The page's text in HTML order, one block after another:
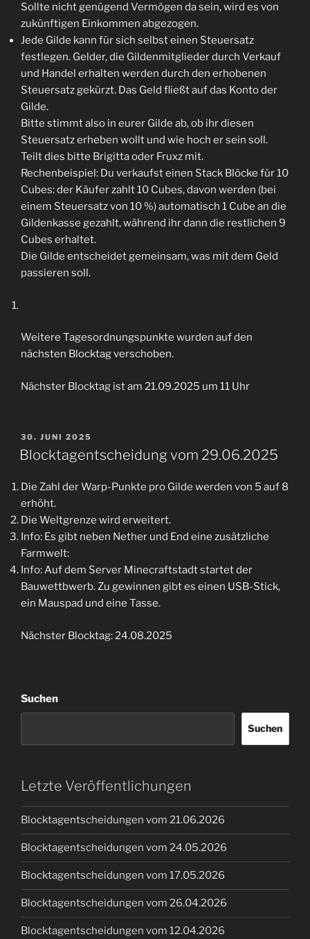
Sollte nicht genügend Vermögen da sein, wird es von
zukünftigen Einkommen abgezogen.
Jede Gilde kann für sich selbst einen Steuersatz
festlegen. Gelder, die Gildenmitglieder durch Verkauf
und Handel erhalten werden durch den erhobenen
Steuersatz gekürzt. Das Geld fließt auf das Konto der
Gilde.
Bitte stimmt also in eurer Gilde ab, ob ihr diesen
Steuersatz erheben wollt und wie hoch er sein soll.
Teilt dies bitte Brigitta oder Fruxz mit.
Rechenbeispiel: Du verkaufst einen Stack Blöcke für 10
Cubes: der Käufer zahlt 10 Cubes, davon werden (bei
einem Steuersatz von 10 %) automatisch 1 Cube an die
Gildenkasse gezahlt, während ihr dann die restlichen 9
Cubes erhaltet.
Die Gilde entscheidet gemeinsam, was mit dem Geld
passieren soll.
Weitere Tagesordnungspunkte wurden auf den
nächsten Blocktag verschoben.
Nächster Blocktag ist am 21.09.2025 um 11 Uhr
VERÖFFENTLICHT
AM
30. JUNI 2025
Blocktagentscheidung vom 29.06.2025
Die Zahl der Warp-Punkte pro Gilde werden von 5 auf 8
erhöht.
Die Weltgrenze wird erweitert.
Info: Es gibt neben Nether und End eine zusätzliche
Farmwelt:
Info: Auf dem Server Minecraftstadt startet der
Bauwettbwerb. Zu gewinnen gibt es einen USB-Stick,
ein Mauspad und eine Tasse.
Nächster Blocktag: 24.08.2025
Suchen
Suchen
Letzte Veröffentlichungen
Blocktagentscheidungen vom 21.06.2026
Blocktagentscheidungen vom 24.05.2026
Blocktagentscheidungen vom 17.05.2026
Blocktagentscheidungen vom 26.04.2026
Blocktagentscheidungen vom 12.04.2026